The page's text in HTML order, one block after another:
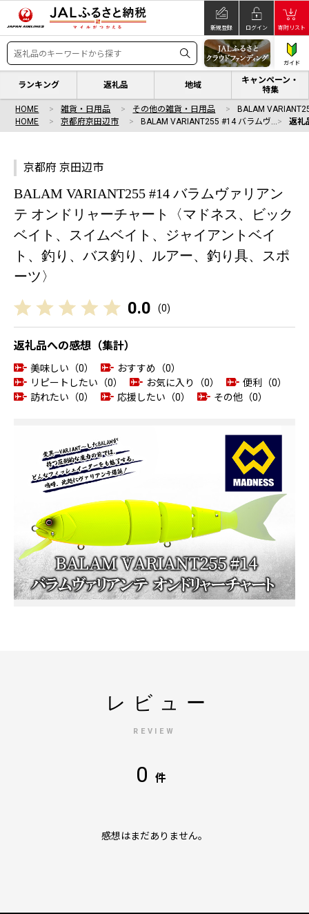
新規登録 ログイン 寄附リスト
ガイド
ランキング 返礼品 地域
キャンペーン・
特集
HOME 雑貨・日用品 その他の雑貨・日用品
BALAM
HOME
京都府京田辺市 BALAM VARIANT255 #14 バラムヴ… 返礼
京都府 京田辺市
BALAM VARIANT255 #14 バラムヴァリアン
テ オンドリャーチャート〈マドネス、ビック
ベイト、スイムベイト、ジャイアントベイ
ト、釣り、バス釣り、ルアー、釣り具、スポ
ーツ〉
0.0 (0)
返礼品への感想（集計）
美味しい（0）
おすすめ（0）
リピートしたい（0）
お気に入り（0）
便利（0）
訪れたい（0）
応援したい（0） その他（0）
レビュー
REVIEW
0 件
感想はまだありません。